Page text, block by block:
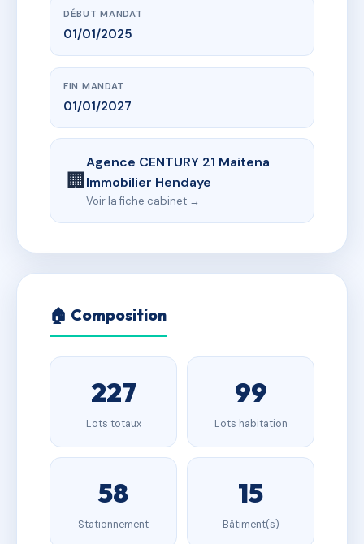
DÉBUT MANDAT
01/01/2025
FIN MANDAT
01/01/2027
🏢
Agence CENTURY 21 Maitena
Immobilier Hendaye
Voir la fiche cabinet →
🏠 Composition
227
Lots totaux
99
Lots habitation
58
Stationnement
15
Bâtiment(s)